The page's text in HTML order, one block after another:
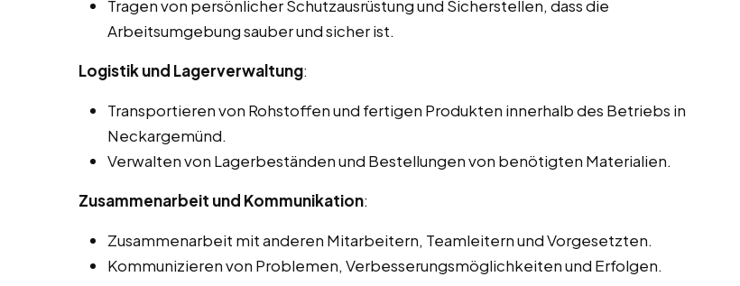
Tragen von persönlicher Schutzausrüstung und Sicherstellen, dass die
Arbeitsumgebung sauber und sicher ist.
Logistik und Lagerverwaltung:
Transportieren von Rohstoffen und fertigen Produkten innerhalb des Betriebs in
Neckargemünd.
Verwalten von Lagerbeständen und Bestellungen von benötigten Materialien.
Zusammenarbeit und Kommunikation:
Zusammenarbeit mit anderen Mitarbeitern, Teamleitern und Vorgesetzten.
Kommunizieren von Problemen, Verbesserungsmöglichkeiten und Erfolgen.